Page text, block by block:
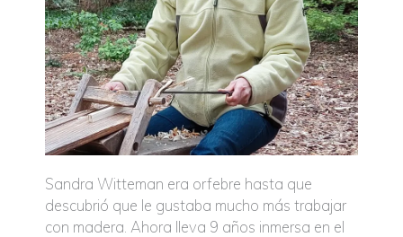
Sandra Witteman era orfebre hasta que
descubrió que le gustaba mucho más trabajar
con madera. Ahora lleva 9 años inmersa en el